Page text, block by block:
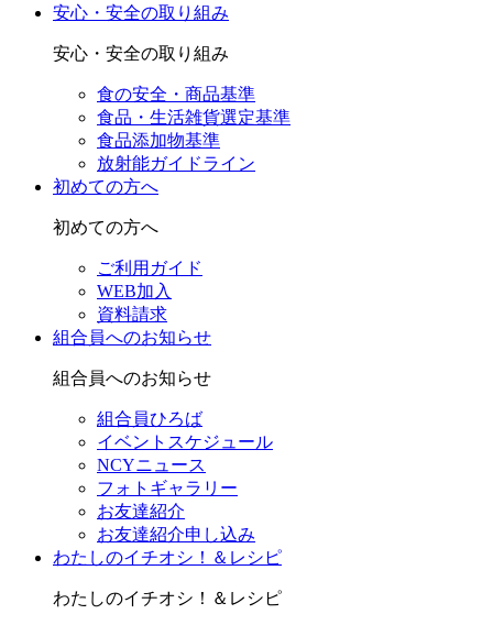
安心・安全の取り組み
安心・安全の取り組み
食の安全・商品基準
食品・生活雑貨選定基準
食品添加物基準
放射能ガイドライン
初めての方へ
初めての方へ
ご利用ガイド
WEB加入
資料請求
組合員へのお知らせ
組合員へのお知らせ
組合員ひろば
イベントスケジュール
NCYニュース
フォトギャラリー
お友達紹介
お友達紹介申し込み
わたしのイチオシ！＆レシピ
わたしのイチオシ！＆レシピ